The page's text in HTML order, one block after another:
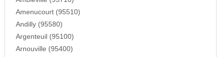
Amenucourt (95510)
Andilly (95580)
Argenteuil (95100)
Arnouville (95400)